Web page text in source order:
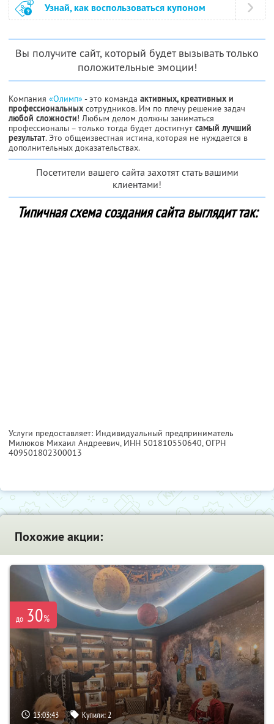
Узнай, как воспользоваться купоном
Вы получите сайт, который будет вызывать только
положительные эмоции!
Компания «Олимп» - это команда активных, креативных и
профессиональных сотрудников. Им по плечу решение задач
любой сложности! Любым делом должны заниматься
профессионалы – только тогда будет достигнут самый лучший
результат. Это общеизвестная истина, которая не нуждается в
дополнительных доказательствах.
Посетители вашего сайта захотят стать вашими
клиентами!
Типичная схема создания сайта выглядит так:
Услуги предоставляет: Индивидуальный предприниматель
Милюков Михаил Андреевич, ИНН 501810550640, ОГРН
409501802300013
Похожие акции:
до 30%
13:03:42 Купили:2